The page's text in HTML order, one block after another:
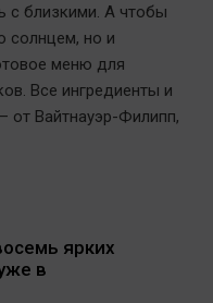
с близкими. А чтобы
солнцем, но и
меню для
Все ингредиенты и
от Вайтнауэр-Филипп,
ярких
в